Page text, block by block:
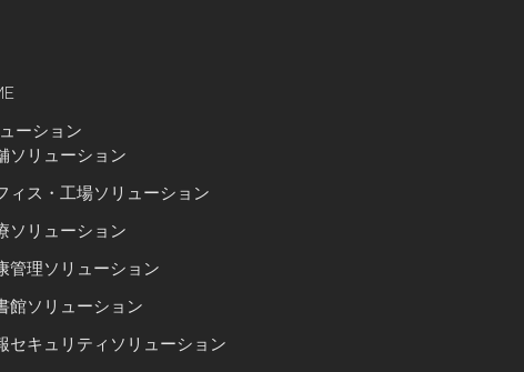
ーション
ソリューション
ィス・工場ソリューション
ソリューション
管理ソリューション
館ソリューション
セキュリティソリューション